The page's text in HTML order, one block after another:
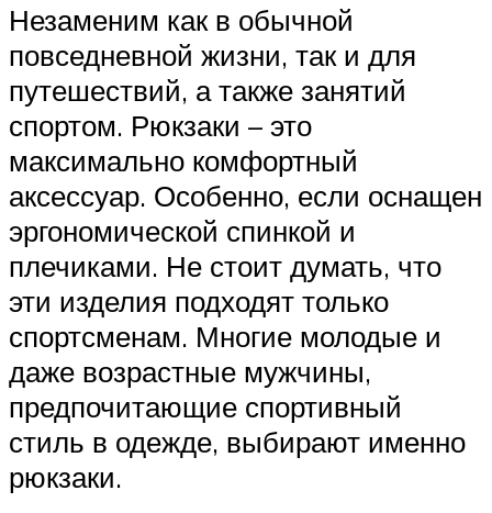
Незаменим как в обычной
повседневной жизни, так и для
путешествий, а также занятий
спортом. Рюкзаки – это
максимально комфортный
аксессуар. Особенно, если оснащен
эргономической спинкой и
плечиками. Не стоит думать, что
эти изделия подходят только
спортсменам. Многие молодые и
даже возрастные мужчины,
предпочитающие спортивный
стиль в одежде, выбирают именно
рюкзаки.